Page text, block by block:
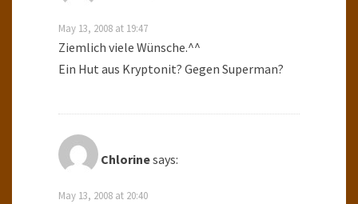
May 13, 2008 at 19:47
Ziemlich viele Wünsche.^^
Ein Hut aus Kryptonit? Gegen Superman?
Chlorinesays:
May 13, 2008 at 20:40